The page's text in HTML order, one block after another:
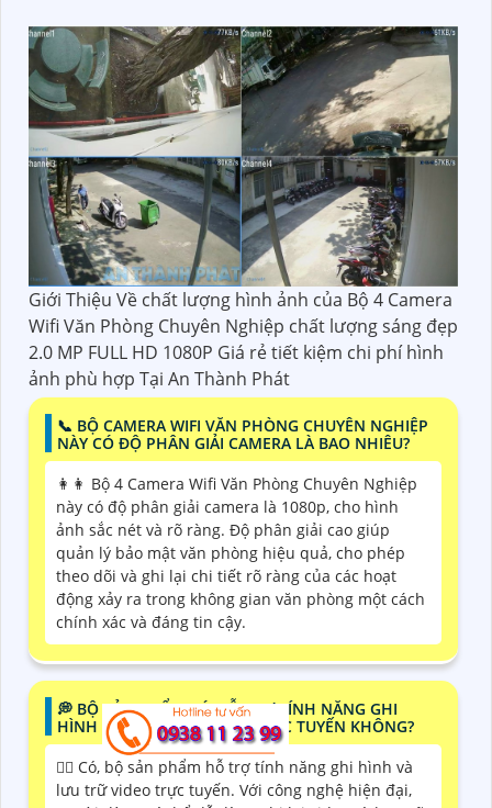
Giới Thiệu Về chất lượng hình ảnh của Bộ 4 Camera
Wifi Văn Phòng Chuyên Nghiệp chất lượng sáng đẹp
2.0 MP FULL HD 1080P Giá rẻ tiết kiệm chi phí hình
ảnh phù hợp Tại An Thành Phát
📞 BỘ CAMERA WIFI VĂN PHÒNG CHUYÊN NGHIỆP
NÀY CÓ ĐỘ PHÂN GIẢI CAMERA LÀ BAO NHIÊU?
️👩‍👩 Bộ 4 Camera Wifi Văn Phòng Chuyên Nghiệp
này có độ phân giải camera là 1080p, cho hình
ảnh sắc nét và rõ ràng. Độ phân giải cao giúp
quản lý bảo mật văn phòng hiệu quả, cho phép
theo dõi và ghi lại chi tiết rõ ràng của các hoạt
động xảy ra trong không gian văn phòng một cách
chính xác và đáng tin cậy.
️💭 BỘ SẢN PHẨM CÓ HỖ TRỢ TÍNH NĂNG GHI
HÌNH VÀ LƯU TRỮ VIDEO TRỰC TUYẾN KHÔNG?
❤️‍💋‍ Có, bộ sản phẩm hỗ trợ tính năng ghi hình và
lưu trữ video trực tuyến. Với công nghệ hiện đại,